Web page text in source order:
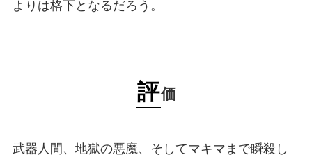
よりは格下となるだろう。
評価
武器人間、地獄の悪魔、そしてマキマまで瞬殺し